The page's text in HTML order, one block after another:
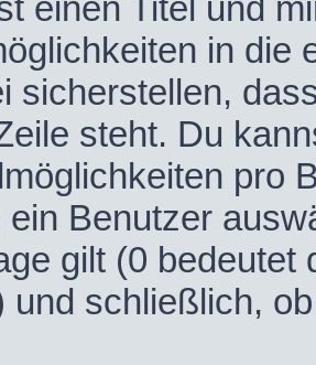
einen Titel und
in die
sicherstellen,
steht. Du
pro
ein Benutzer
gilt (0 bedeutet
und schließlich,